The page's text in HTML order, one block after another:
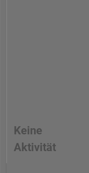
Keine
Aktivität